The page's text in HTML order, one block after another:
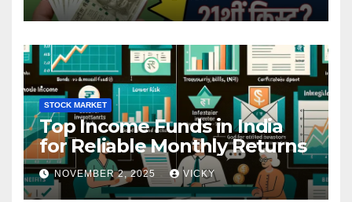
STOCK MARKET
Top Income Funds in India
for Reliable Monthly Returns
NOVEMBER 2, 2025 VICKY